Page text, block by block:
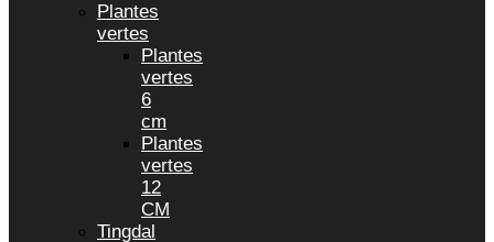
Plantes
vertes
Plantes
vertes
6
cm
Plantes
vertes
12
CM
Tingdal